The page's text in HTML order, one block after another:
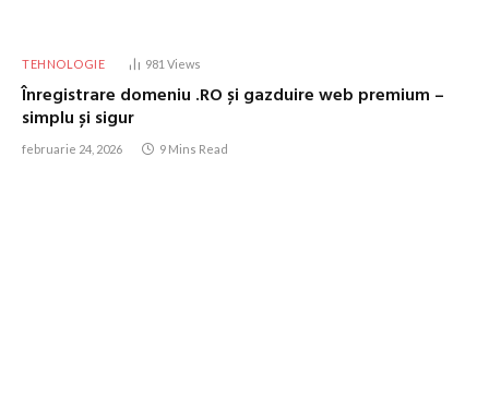
TEHNOLOGIE 981 Views
Înregistrare domeniu .RO și gazduire web premium –
simplu și sigur
februarie 24, 2026 9 Mins Read